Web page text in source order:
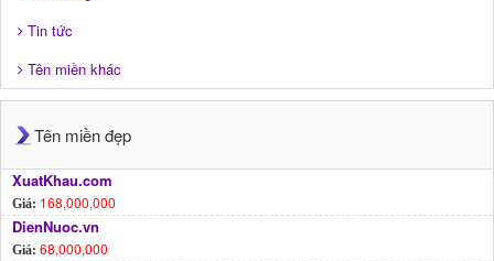
Tin tức
Tên miền khác
Tên miền đẹp
XuatKhau.com
Giá: 168,000,000
DienNuoc.vn
Giá: 68,000,000